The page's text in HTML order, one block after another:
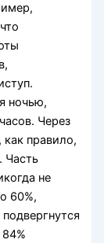
ночью,
Через
правило,
Часть
не
60%,